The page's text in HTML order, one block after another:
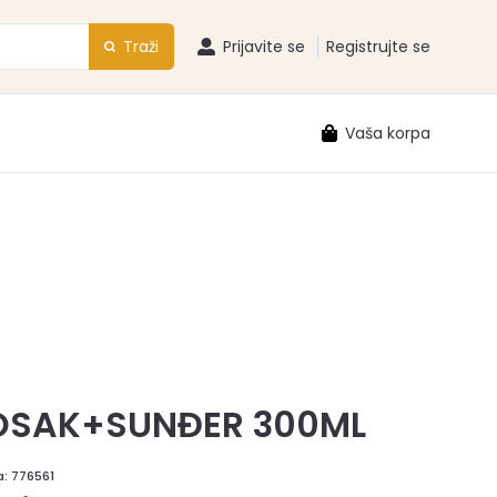
Traži Prijavite se Registrujte se
Vaša korpa
300ML
776561